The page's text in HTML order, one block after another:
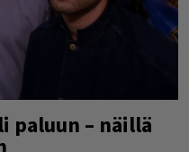
paluun – näillä